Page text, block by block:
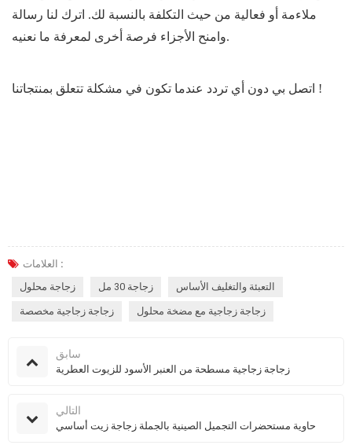
ملاءمة أو فعالية من حيث التكلفة بالنسبة لك. اترك لنا رسالة
وامنح الأجزاء فرصة أخرى لمعرفة ما نعنيه.
!
العلامات :
زجاجة محلول
زجاجة 30 مل التعبئة والتغليف الأساس
زجاجة زجاجية مخصصة زجاجة زجاجية مع مضخة محلول
سابق
زجاجة زجاجية مسطحة من العنبر الأسود للزيوت العطرية
التالي
حاوية مستحضرات التجميل الصينية بالجملة زجاجة زيت أساسي